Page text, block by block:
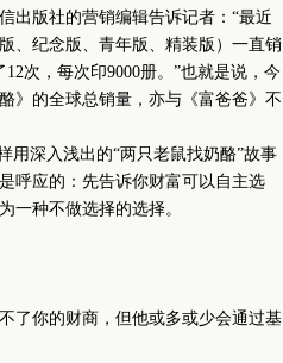
版社的营销编辑告诉记者：“最近
、纪念版、青年版、精装版）一直销
次，每次印9000册。”也就是说，今
》的全球总销量，亦与《富爸爸》不
深入浅出的“两只老鼠找奶酪”故事
呼应的：先告诉你财富可以自主选
一种不做选择的选择。
你的财商，但他或多或少会通过基